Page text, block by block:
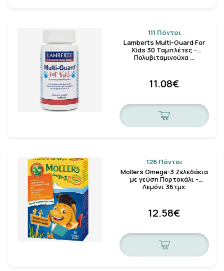
111 Πόντοι
Lamberts Multi-Guard For
Kids 30 Ταμπλέτες -
Πολυβιταμινούχα …
11.08€
126 Πόντοι
Mollers Omega-3 Ζελεδάκια
με γεύση Πoρτοκάλι -
Λεμόνι 36τμχ.
12.58€